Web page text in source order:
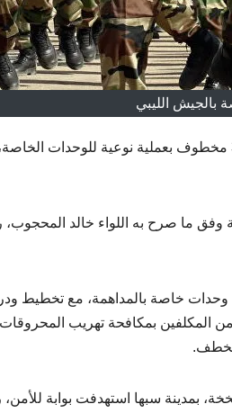
بالجيش الليبي
قامت وحدات من الجيش الليبي الوطني، اليوم الأربعاء، بتحرير 30 مخطوف
وفق ما صرح به اللواء خالد المحجوب،
الأمنية لتحرير الـ 30 مخطوف ضمّت وحدات خاصة
المكلفين بمكافحة تهريب
بمدينة سبها استهدفت بوابة